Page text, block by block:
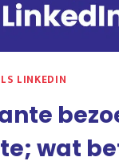
LINKEDIN
wat